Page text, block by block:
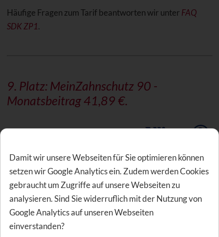
Häufige Fragen zum Tarif beantworten wir unter FAQ
SDK ZP1.
9. Platz: MeinZahnschutz 90 -
Monatsbeitrag 41,89 €.
Zahnbehandlung
Zahnvorsorge
Allgemeine Merkmale
Auf Platz 9 steht der Tarif MeinZahnschutz 90 der Allianz
zu einem Monatsbeitrag von 41,89 €. Der Monatsbeitrag
Damit wir unsere Webseiten für Sie optimieren können
setzen wir Google Analytics ein. Zudem werden Cookies
gebraucht um Zugriffe auf unsere Webseiten zu
analysieren. Sind Sie widerruflich mit der Nutzung von
Google Analytics auf unseren Webseiten
einverstanden?